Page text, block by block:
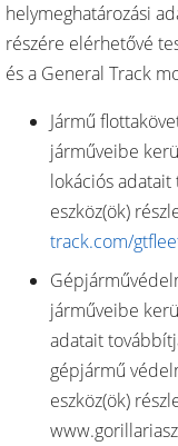
helymeghatározási
részére elérhetővé
és a General Track
Jármű
járműveibe
lokációs adatait
eszköz(ök)
track.com/
járműveibe
adatait
gépjármű
eszköz(ök)